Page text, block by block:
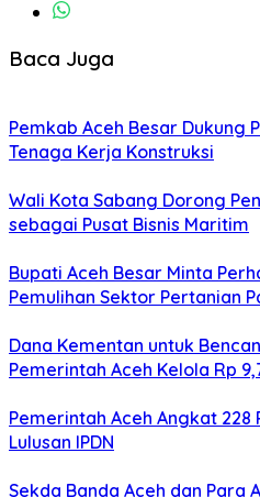
Baca Juga
Pemkab Aceh Besar Dukung
Tenaga Kerja Konstruksi
Wali Kota Sabang Dorong
sebagai Pusat Bisnis Maritim
Bupati Aceh Besar Minta
Pemulihan Sektor Pertanian
Dana Kementan untuk
Pemerintah Aceh Kelola Rp
Pemerintah Aceh Angkat 228
Lulusan IPDN
Sekda Banda Aceh dan Para